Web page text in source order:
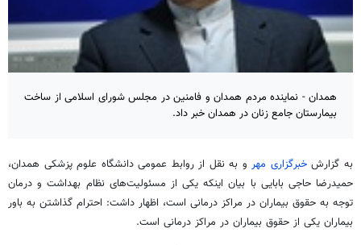
همدان - نماینده مردم همدان و فامنین در مجلس شورای اسلامی از ساخت
بیمارستان جامع زنان در همدان خبر داد.
به گزارشخبرگزاری مهر و به نقل از روابط عمومی دانشگاه علوم پزشکی همدان،
حمیدرضا حاجی بابایی با بیان اینکه یکی از مسئولیت‌های نظام بهداشت و درمان
توجه به حقوق بیماران در مراکز درمانی است، اظهار داشت: احترام گذاشتن به باور
بیماران یکی از حقوق بیماران در مراکز درمانی است.